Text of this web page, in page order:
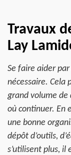
Travaux
Lay
Se faire aider
nécessaire. Cela
grand volume de
où continuer. En
une bonne
dépôt d’outils,
s’utilisent plus, il